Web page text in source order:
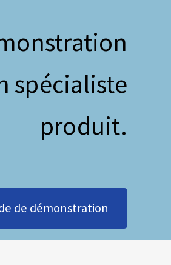
spécialiste
produit.
de démonstration